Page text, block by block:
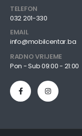
TELEFON
032 201-330
EMAIL
info@mobilcentar.ba
RADNO VRIJEME
Pon - Sub 09:00 - 21:00